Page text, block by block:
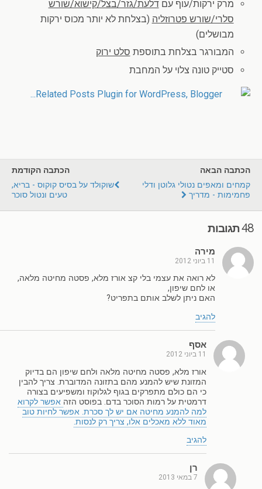
מרק ירקות/עוף עםדלעת/גזר/בצל/קישוא/שורש
סלרי/שורש פטרוזליה (בצלחת לא יותר מכוס ירקות
מבושלים)
המבורגר בצלחת בתוספת סלט ירוק
סטייק טונה צלוי על המחבת
הכתבה הקודמת
שוקולד על בסיס קוקוס - בריא,
טעים ונטול סוכר
הכתבה הבאה
קמחים ומאפים נטולי גלוטן ודלי
פחמימות - מדריך
48 תגובות
מירה
11 ביוני 2012
לא רואה את עצמי בלי קצ אורז מלא, פסטה מחיטה מלאה,
או לחם שיפון,
האם ניתן לשלב אותם בתפריט?
להגיב
אסף
11 ביוני 2012
אורז מלא, פסטה מחיטה מלאה ולחם שיפון הם בדיוק
המזונת שיש להמנע מהם בתזונה המדוברת. צריך להבין
כי הם כולם מתפרקים בגוף לגלוקוז ומשפיעים בצורה
דרמטית על רמות הסוכר בדם. בפוסט הזה אפשר לקרוא
למה להמנע מחיטה אם יש לך סכרת. אפשר לחיות טוב
מאוד ללא מאכלים אלו, צריך רק לנסות.
להגיב
רן
7 במאי 2013